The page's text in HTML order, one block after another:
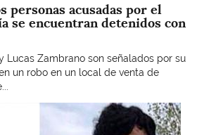
personas acusadas por el
se encuentran detenidos con
Lucas Zambrano son señalados por su
un robo en un local de venta de